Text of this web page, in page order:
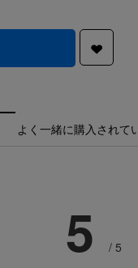
よく一緒に購入されて
5
/ 5